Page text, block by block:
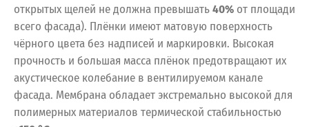
открытых щелей не должна превышать40% от площади
всего фасада). Плёнки имеют матовую поверхность
чёрного цвета без надписей и маркировки. Высокая
прочность и большая масса плёнок предотвращают их
акустическое колебание в вентилируемом канале
фасада. Мембрана обладает экстремально высокой для
полимерных материалов термической стабильностью